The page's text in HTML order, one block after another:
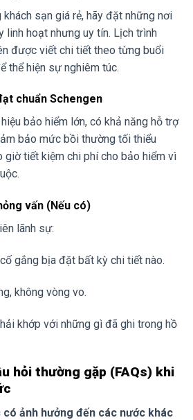
sạn giá rẻ, hãy đặt những nơi
linh hoạt nhưng uy tín. Lịch trình
được viết chi tiết theo từng buổi
thể hiện sự nghiêm túc.
chuẩn Schengen
bảo hiểm lớn, có khả năng hỗ trợ
bảo mức bồi thường tối thiểu
giờ tiết kiệm chi phí cho bảo hiểm vì
vấn (Nếu có)
lãnh sự:
gắng bịa đặt bất kỳ chi tiết nào.
không vòng vo.
khớp với những gì đã ghi trong hồ
hỏi thường gặp (FAQs) khi
ảnh hưởng đến các nước khác